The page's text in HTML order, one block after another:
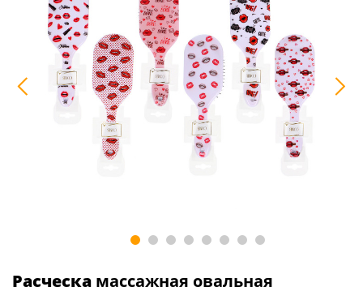
Расческа массажная овальная